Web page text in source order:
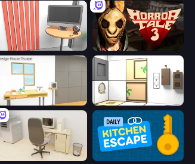
Computer Office Escape
Design House Escape Puzzle Room Escape
House Escape: Office Daily Kitchen Escape